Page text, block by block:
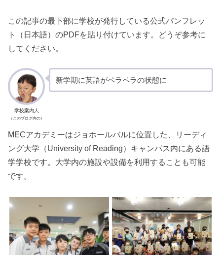
この記事の最下部に学校が発行している公式パンフレッ
ト（日本語）のPDFを貼り付けています。どうぞ参考に
してください。
学校案内人
（このブログ内の）
新学期に英語がペラペラの状態に
MECアカデミーはジョホールバルに位置した、リーディ
ング大学（University of Reading）キャンパス内にある語
学学校です。大学内の施設や設備を利用することも可能
です。